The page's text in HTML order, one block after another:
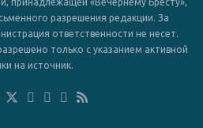
разрешения редакции. За
ответственности не несет.
только с указанием активной
на источник.